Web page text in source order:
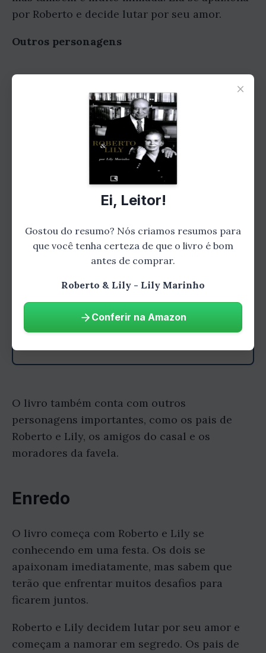
por Roberto e decide lutar por seu amor.
Outros personagens
Gostou do resumo? Leia o livro
Aprofunde-se nesta história
emocionante e descubra todos os
detalhes que fazem desta uma leitura
inesquecível.
Comprar na Amazon
O livro também conta com outros
personagens importantes, como os pais de
Roberto e Lily, os amigos do casal e os
moradores da favela.
Enredo
O livro começa com Roberto e Lily se
conhecendo em uma festa. Os dois se
apaixonam imediatamente, mas sabem que
terão que enfrentar muitos desafios para
ficarem juntos.
Roberto e Lily decidem lutar por seu amor e
começam a namorar em segredo. Os pais de
×
Ei, Leitor!
Gostou do resumo? Nós criamos resumos para
que você tenha certeza de que o livro é bom
antes de comprar.
Roberto & Lily - Lily Marinho
Conferir na Amazon